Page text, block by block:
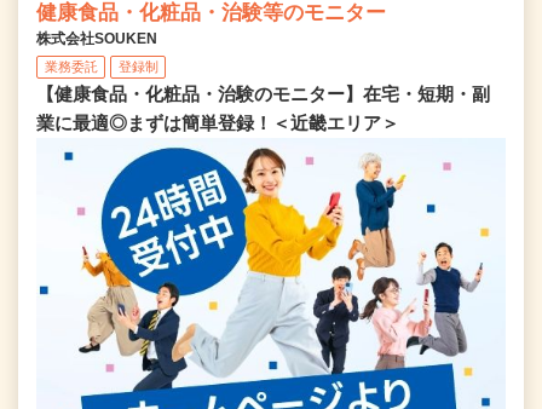
健康食品・化粧品・治験等のモニター
株式会社SOUKEN
業務委託 登録制
【健康食品・化粧品・治験のモニター】在宅・短期・副
業に最適◎まずは簡単登録！＜近畿エリア＞